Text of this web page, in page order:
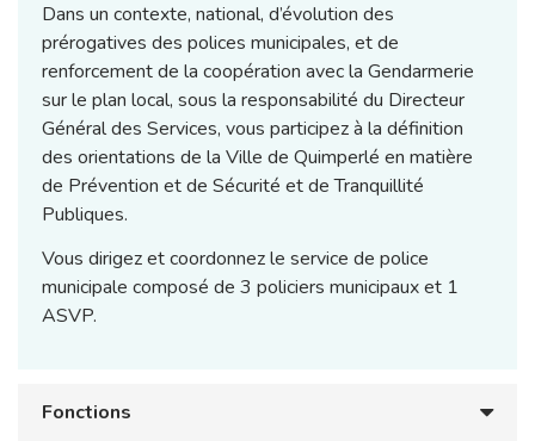
Dans un contexte, national, d’évolution des
prérogatives des polices municipales, et de
renforcement de la coopération avec la Gendarmerie
sur le plan local, sous la responsabilité du Directeur
Général des Services, vous participez à la définition
des orientations de la Ville de Quimperlé en matière
de Prévention et de Sécurité et de Tranquillité
Publiques.
Vous dirigez et coordonnez le service de police
municipale composé de 3 policiers municipaux et 1
ASVP.
Fonctions